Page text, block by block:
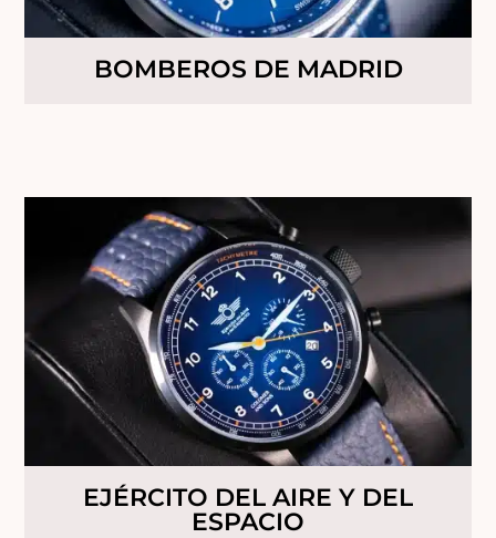
BOMBEROS DE MADRID
EJÉRCITO DEL AIRE Y DEL
ESPACIO